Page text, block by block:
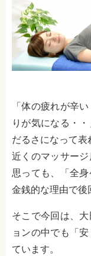
「体の疲れが辛
りが気になる・
だるさになって表
近くのマッサー
思っても、「全身
金銭的な理由で後
そこで今回は、
ョンの中でも「
ています。